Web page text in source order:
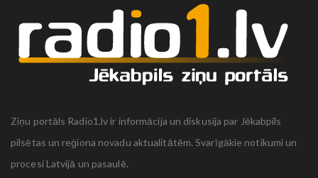
Ziņu portāls Radio1.lv ir informācija un diskusija par Jēkabpils
pilsētas un reģiona novadu aktualitātēm. Svarīgākie notikumi un
procesi Latvijā un pasaulē.